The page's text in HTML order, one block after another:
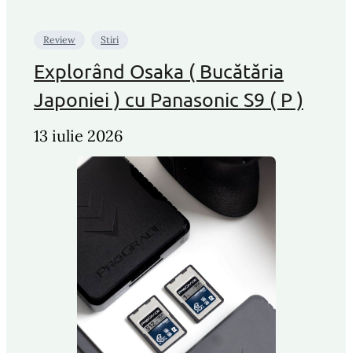
Review Stiri
Explorând Osaka ( Bucătăria
Japoniei ) cu Panasonic S9 ( P )
13 iulie 2026